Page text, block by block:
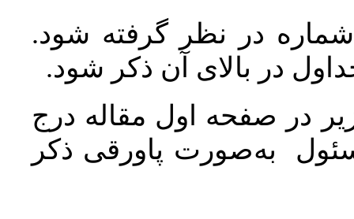
در نظر گرفته شود.
در بالای آن ذکر شود.
در صفحه اول مقاله درج
به‌صورت پاورقی ذکر